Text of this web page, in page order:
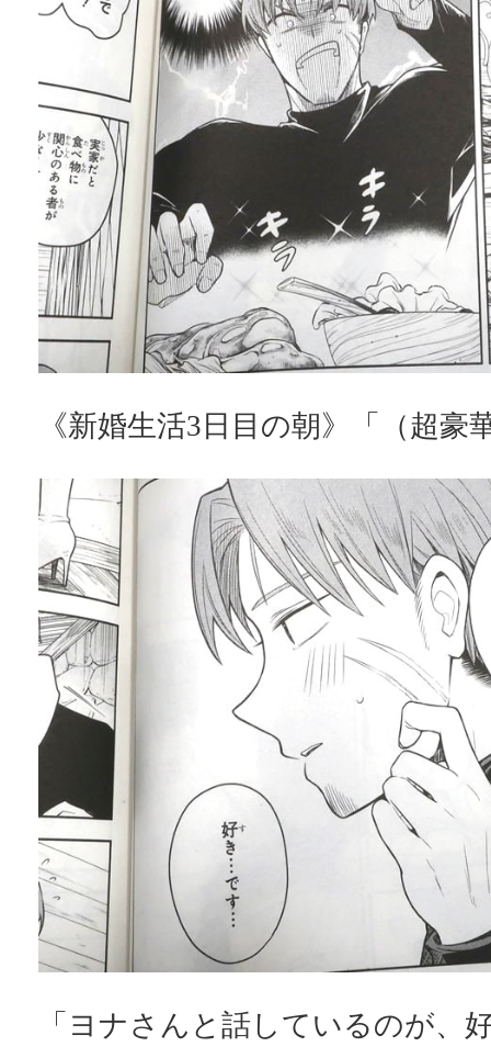
《新婚生活3日目の朝》「（超豪
「ヨナさんと話しているのが